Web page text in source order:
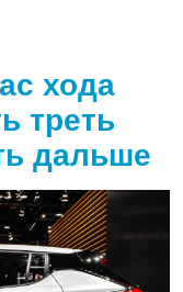
хода
треть
дальше